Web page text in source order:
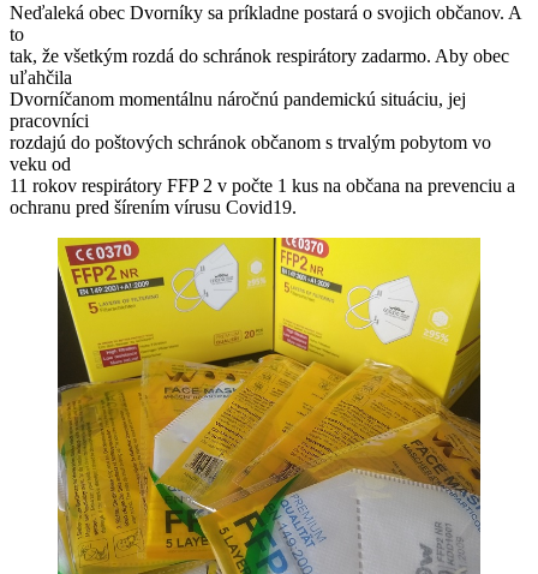
Neďaleká obec Dvorníky sa príkladne postará o svojich občanov. A
to
tak, že všetkým rozdá do schránok respirátory zadarmo. Aby obec
uľahčila
Dvorníčanom momentálnu náročnú pandemickú situáciu, jej
pracovníci
rozdajú do poštových schránok občanom s trvalým pobytom vo
veku od
11 rokov respirátory FFP 2 v počte 1 kus na občana na prevenciu a
ochranu pred šírením vírusu Covid19.